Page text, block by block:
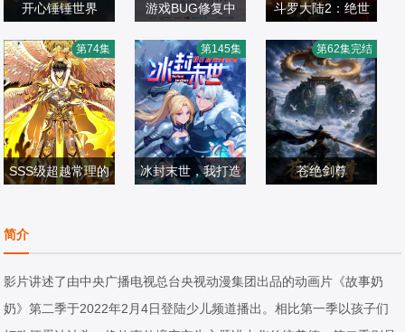
开心锤锤世界
妹：涩尕猫
国产动漫
2025/大陆
游戏BUG修复中
国产动漫
2026/中国大陆
斗罗大陆2：绝世
国产动漫
2023/中国大陆
SSS级超越常理的
国产动漫
2024/中国大陆
第74集
冰封末世，我打造
2026/中国大陆
第145集
苍绝剑尊
2026/中国大陆
第62集完结
简介
影片讲述了由中央广播电视总台央视动漫集团出品的动画片《故事奶
奶》第二季于2022年2月4日登陆少儿频道播出。相比第一季以孩子们